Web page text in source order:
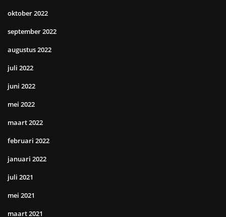
oktober 2022
september 2022
augustus 2022
juli 2022
juni 2022
mei 2022
maart 2022
februari 2022
januari 2022
juli 2021
mei 2021
maart 2021